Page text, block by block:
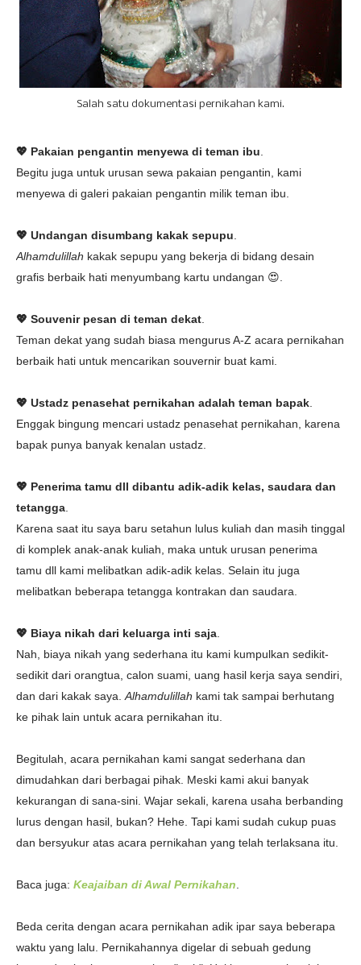
Salah satu dokumentasi pernikahan kami.
💖 Pakaian pengantin menyewa di teman ibu
Begitu juga untuk urusan sewa pakaian pengantin, kami
menyewa di galeri pakaian pengantin milik teman ibu.
💖 Undangan disumbang kakak sepupu
Alhamdulillah kakak sepupu yang bekerja di bidang desain
grafis berbaik hati menyumbang kartu undangan 😍.
💖 Souvenir pesan di teman dekat
Teman dekat yang sudah biasa mengurus A-Z acara pernikahan
berbaik hati untuk mencarikan souvernir buat kami.
💖 Ustadz penasehat pernikahan adalah teman bapak
Enggak bingung mencari ustadz penasehat pernikahan, karena
bapak punya banyak kenalan ustadz.
💖 Penerima tamu dll dibantu adik-adik kelas, saudara dan
tetangga
Karena saat itu saya baru setahun lulus kuliah dan masih tinggal
di komplek anak-anak kuliah, maka untuk urusan penerima
tamu dll kami melibatkan adik-adik kelas. Selain itu juga
melibatkan beberapa tetangga kontrakan dan saudara.
💖 Biaya nikah dari keluarga inti saja
Nah, biaya nikah yang sederhana itu kami kumpulkan sedikit-
sedikit dari orangtua, calon suami, uang hasil kerja saya sendiri,
dan dari kakak saya. Alhamdulillah kami tak sampai berhutang
ke pihak lain untuk acara pernikahan itu.
Begitulah, acara pernikahan kami sangat sederhana dan
dimudahkan dari berbagai pihak. Meski kami akui banyak
kekurangan di sana-sini. Wajar sekali, karena usaha berbanding
lurus dengan hasil, bukan? Hehe. Tapi kami sudah cukup puas
dan bersyukur atas acara pernikahan yang telah terlaksana itu.
Baca juga: Keajaiban di Awal Pernikahan
Beda cerita dengan acara pernikahan adik ipar saya beberapa
waktu yang lalu. Pernikahannya digelar di sebuah gedung